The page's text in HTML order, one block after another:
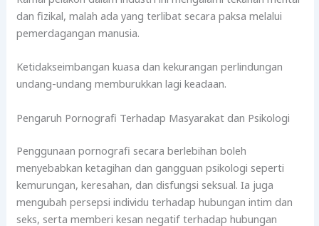
dan fizikal, malah ada yang terlibat secara paksa melalui
pemerdagangan manusia.
Ketidakseimbangan kuasa dan kekurangan perlindungan
undang-undang memburukkan lagi keadaan.
Pengaruh Pornografi Terhadap Masyarakat dan Psikologi
Penggunaan pornografi secara berlebihan boleh
menyebabkan ketagihan dan gangguan psikologi seperti
kemurungan, keresahan, dan disfungsi seksual. Ia juga
mengubah persepsi individu terhadap hubungan intim dan
seks, serta memberi kesan negatif terhadap hubungan